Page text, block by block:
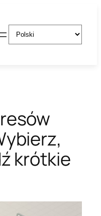
Wybierz
język
krótkie